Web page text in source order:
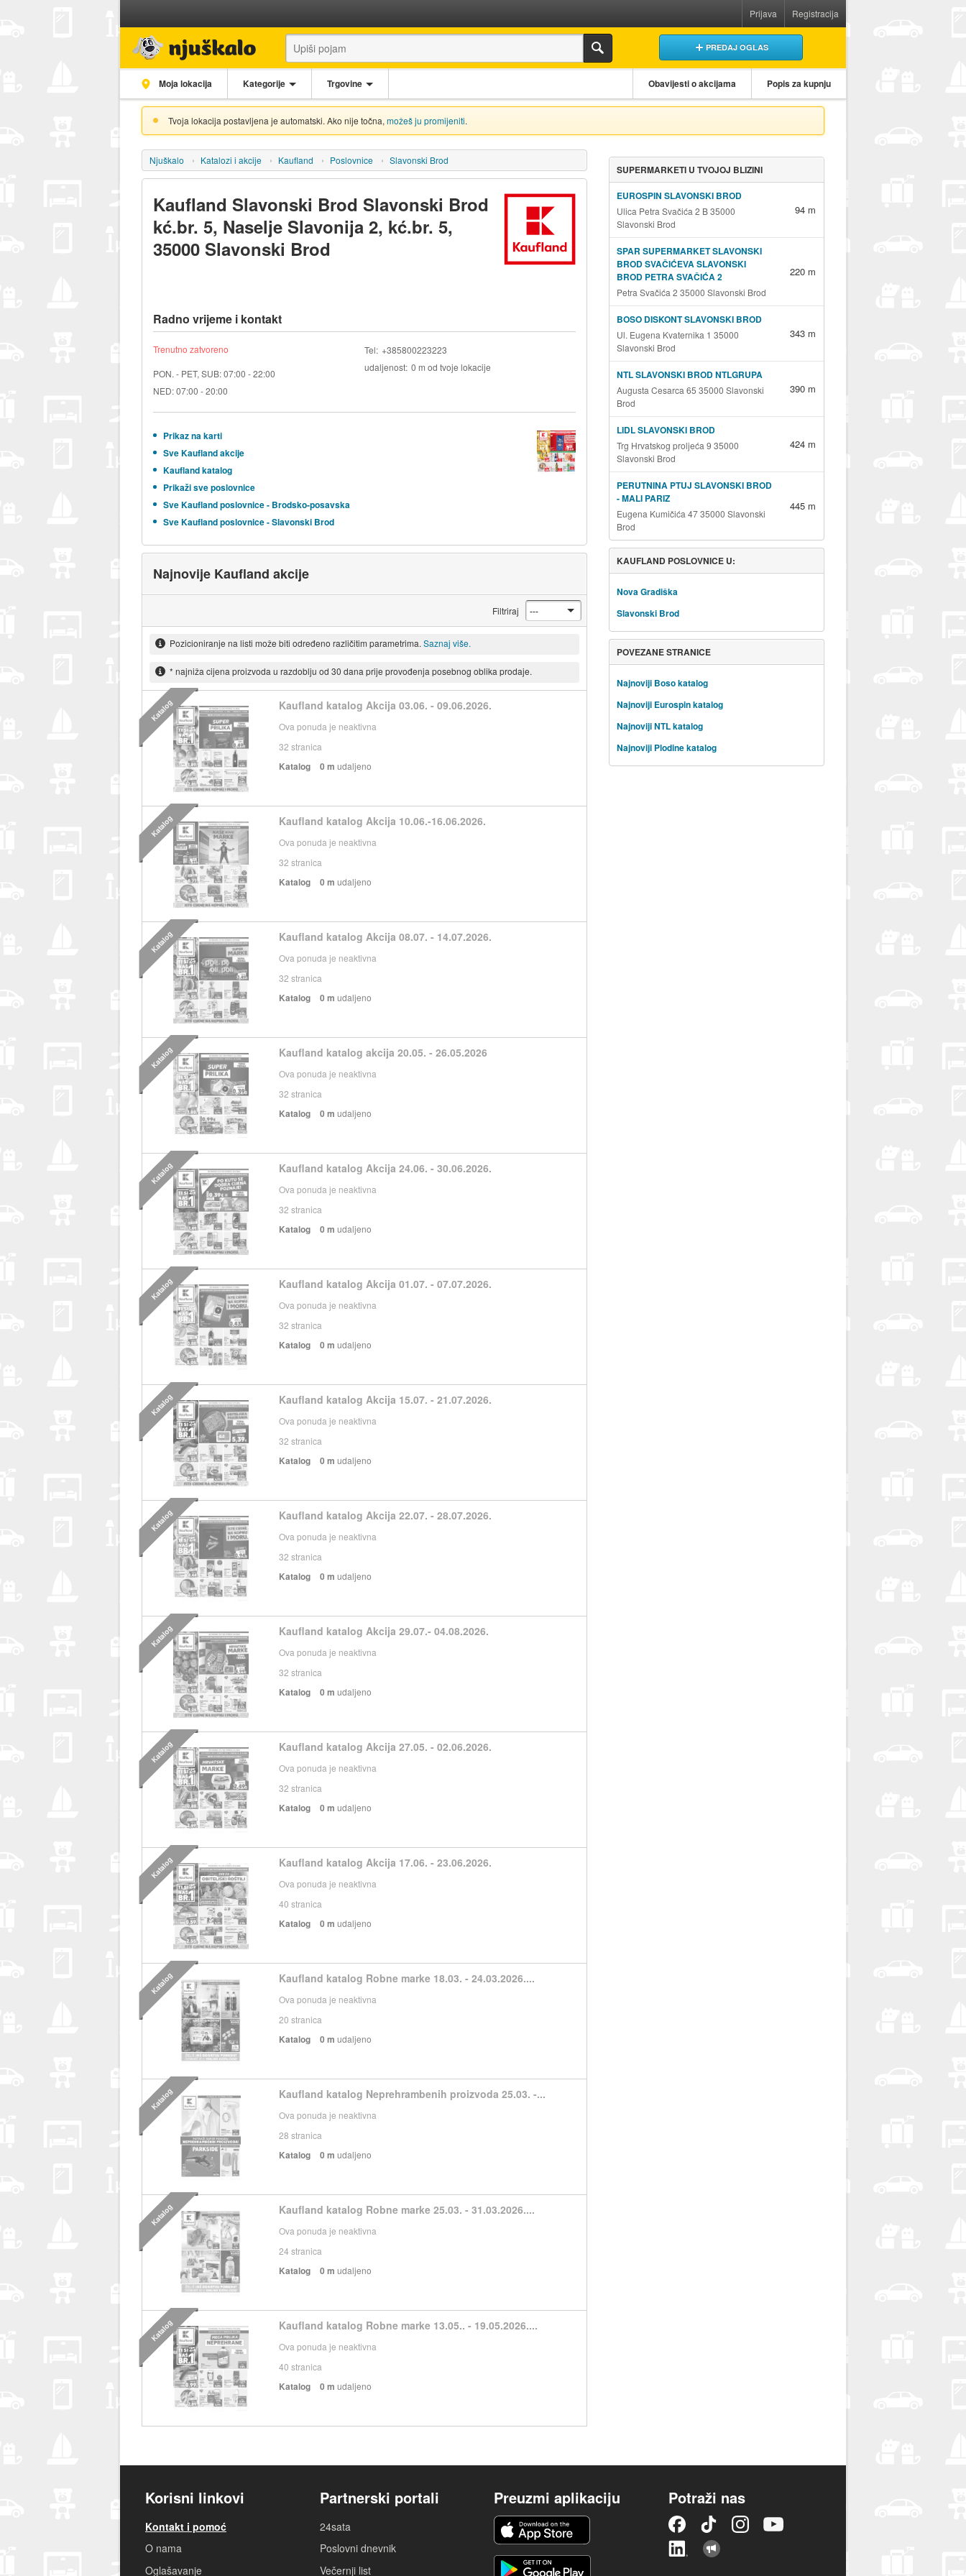
Prijava Registracija
PREDAJ OGLAS
Moja lokacija Kategorije Trgovine Obavijesti o akcijama Popis za kupnju
Tvoja lokacija postavljena je automatski. Ako nije točna, možeš ju promijeniti.
Njuškalo Katalozi i akcije Kaufland Poslovnice Slavonski Brod
Kaufland Slavonski Brod Slavonski Brod
kć.br. 5, Naselje Slavonija 2, kć.br. 5,
35000 Slavonski Brod
Radno vrijeme i kontakt
Trenutno zatvoreno
PON. - PET, SUB: 07:00 - 22:00
NED: 07:00 - 20:00
Tel +385800223223
udaljenost 0 m od tvoje lokacije
Prikaz na karti
Sve Kaufland akcije
Kaufland katalog
Prikaži sve poslovnice
Sve Kaufland poslovnice - Brodsko-posavska
Sve Kaufland poslovnice - Slavonski Brod
Najnovije Kaufland akcije
Filtriraj
Pozicioniranje na listi može biti određeno različitim parametrima. Saznaj više.
* najniža cijena proizvoda u razdoblju od 30 dana prije provođenja posebnog oblika prodaje.
Kaufland katalog Akcija 03.06. - 09.06.2026.
Ova ponuda je neaktivna
32 stranica
Katalog 0 m udaljeno
Katalog
Kaufland katalog Akcija 10.06.-16.06.2026.
Ova ponuda je neaktivna
32 stranica
Katalog 0 m udaljeno
Katalog
Kaufland katalog Akcija 08.07. - 14.07.2026.
Ova ponuda je neaktivna
32 stranica
Katalog 0 m udaljeno
Katalog
Kaufland katalog akcija 20.05. - 26.05.2026
Ova ponuda je neaktivna
32 stranica
Katalog 0 m udaljeno
Katalog
Kaufland katalog Akcija 24.06. - 30.06.2026.
Ova ponuda je neaktivna
32 stranica
Katalog 0 m udaljeno
Katalog
Kaufland katalog Akcija 01.07. - 07.07.2026.
Ova ponuda je neaktivna
32 stranica
Katalog 0 m udaljeno
Katalog
Kaufland katalog Akcija 15.07. - 21.07.2026.
Ova ponuda je neaktivna
32 stranica
Katalog 0 m udaljeno
Katalog
Kaufland katalog Akcija 22.07. - 28.07.2026.
Ova ponuda je neaktivna
32 stranica
Katalog 0 m udaljeno
Katalog
Kaufland katalog Akcija 29.07.- 04.08.2026.
Ova ponuda je neaktivna
32 stranica
Katalog 0 m udaljeno
Katalog
Kaufland katalog Akcija 27.05. - 02.06.2026.
Ova ponuda je neaktivna
32 stranica
Katalog 0 m udaljeno
Katalog
Kaufland katalog Akcija 17.06. - 23.06.2026.
Ova ponuda je neaktivna
40 stranica
Katalog 0 m udaljeno
Katalog
Kaufland katalog Robne marke 18.03. - 24.03.2026....
Ova ponuda je neaktivna
20 stranica
Katalog 0 m udaljeno
Katalog
Kaufland katalog Neprehrambenih proizvoda 25.03. -...
Ova ponuda je neaktivna
28 stranica
Katalog 0 m udaljeno
Katalog
Kaufland katalog Robne marke 25.03. - 31.03.2026....
Ova ponuda je neaktivna
24 stranica
Katalog 0 m udaljeno
Katalog
Kaufland katalog Robne marke 13.05.. - 19.05.2026....
Ova ponuda je neaktivna
40 stranica
Katalog 0 m udaljeno
Katalog
SUPERMARKETI U TVOJOJ BLIZINI
EUROSPIN SLAVONSKI BROD
Ulica Petra Svačića 2 B 35000
Slavonski Brod
94 m
SPAR SUPERMARKET SLAVONSKI
BROD SVAČIĆEVA SLAVONSKI
BROD PETRA SVAČIĆA 2
Petra Svačića 2 35000 Slavonski Brod
220 m
BOSO DISKONT SLAVONSKI BROD
Ul. Eugena Kvaternika 1 35000
Slavonski Brod
343 m
NTL SLAVONSKI BROD NTLGRUPA
Augusta Cesarca 65 35000 Slavonski
Brod
390 m
LIDL SLAVONSKI BROD
Trg Hrvatskog proljeća 9 35000
Slavonski Brod
424 m
PERUTNINA PTUJ SLAVONSKI BROD
- MALI PARIZ
Eugena Kumičića 47 35000 Slavonski
Brod
445 m
KAUFLAND POSLOVNICE U:
Nova Gradiška
Slavonski Brod
POVEZANE STRANICE
Najnoviji Boso katalog
Najnoviji Eurospin katalog
Najnoviji NTL katalog
Najnoviji Plodine katalog
Korisni linkovi
Kontakt i pomoć
O nama
Oglašavanje
Partnerski portali
24sata
Poslovni dnevnik
Večernji list
Preuzmi aplikaciju Potraži nas